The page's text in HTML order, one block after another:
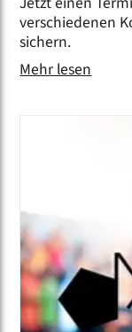
verschiedenen
sichern.
Mehr lesen